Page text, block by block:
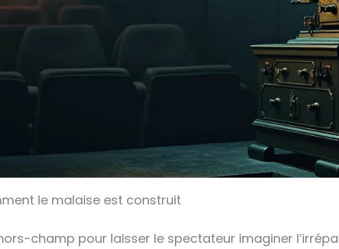
le malaise est construit
champ pour laisser le spectateur imaginer